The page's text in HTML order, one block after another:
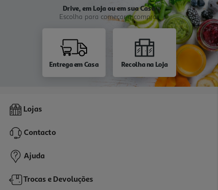
Drive, em Loja ou em sua Casa
Escolha para começar a comprar
Entrega em Casa Recolha na Loja
Lojas
Contacto
Ajuda
Trocas e Devoluções